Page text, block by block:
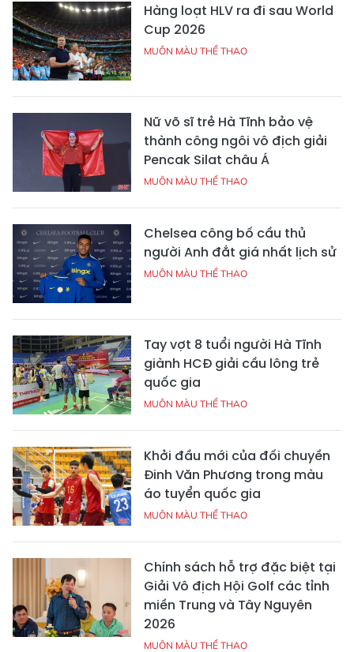
Hàng loạt HLV ra đi sau World
Cup 2026
MUÔN MÀU THỂ THAO
Nữ võ sĩ trẻ Hà Tĩnh bảo vệ
thành công ngôi vô địch giải
Pencak Silat châu Á
MUÔN MÀU THỂ THAO
Chelsea công bố cầu thủ
người Anh đắt giá nhất lịch sử
MUÔN MÀU THỂ THAO
Tay vợt 8 tuổi người Hà Tĩnh
giành HCĐ giải cầu lông trẻ
quốc gia
MUÔN MÀU THỂ THAO
Khởi đầu mới của đối chuyền
Đinh Văn Phương trong màu
áo tuyển quốc gia
MUÔN MÀU THỂ THAO
Chính sách hỗ trợ đặc biệt tại
Giải Vô địch Hội Golf các tỉnh
miền Trung và Tây Nguyên
2026
MUÔN MÀU THỂ THAO